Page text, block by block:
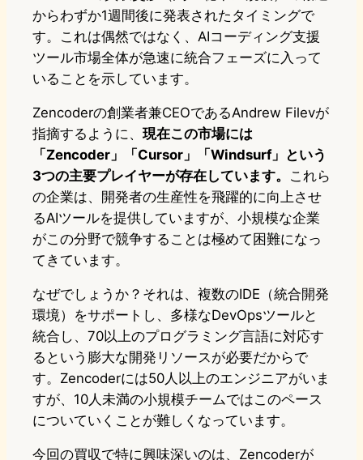
からわずか1週間後に発表されたタイミングで
す。これは偶然ではなく、AIコーディング支援
ツール市場全体が急速に統合フェーズに入って
いることを示しています。
Zencoderの創業者兼CEOであるAndrew Filevが
指摘するように、 現在この市場には
「Zencoder」「Cursor」「Windsurf」という
3つの主要プレイヤーが存在しています。 これら
の企業は、開発者の生産性を飛躍的に向上させ
るAIツールを提供していますが、小規模な企業
がこの分野で競争することは極めて困難になっ
てきています。
なぜでしょうか？それは、複数のIDE（統合開発
環境）をサポートし、多様なDevOpsツールと
統合し、70以上のプログラミング言語に対応す
るという膨大な開発リソースが必要だからで
す。Zencoderには50人以上のエンジニアがいま
すが、10人未満の小規模チームではこのペース
についていくことが難しくなっています。
今回の買収で特に興味深いのは、Zencoderが